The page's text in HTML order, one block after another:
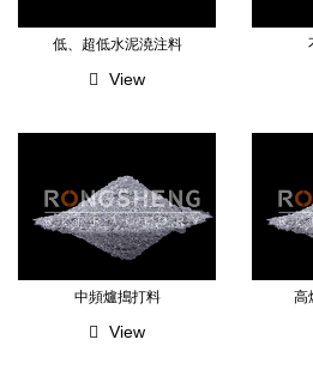
低、超低水泥澆注料
View
中頻爐搗打料
View
高